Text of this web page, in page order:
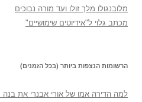
מלובנגולו מלך זולו ועד מורה נבוכים
מכתב גלוי ל"אידיוטים שימושיים"
הרשומות הנצפות ביותר (בכל הזמנים)
למה הדירה אמו של אורי אבנרי את